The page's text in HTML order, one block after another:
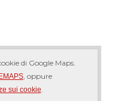
di Google Maps.
, oppure
sui cookie